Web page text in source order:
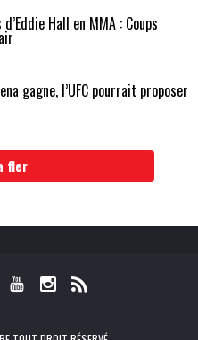
Hall en MMA : Coups
gagne, l’UFC pourrait proposer
fler